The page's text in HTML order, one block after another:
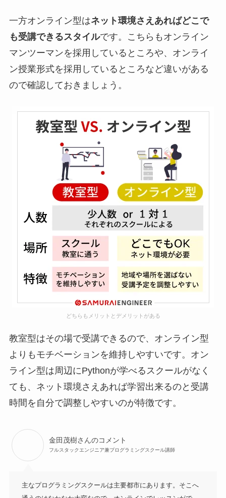
一方オンライン型はネット環境さえあればどこで
も受講できるスタイルです。こちらもオンライン
マンツーマンを採用しているところや、オンライ
ン授業形式を採用しているところなど違いがある
ので確認しておきましょう。
どちらもメリットとデメリットがある
教室型はその場で受講できるので、オンライン型
よりもモチベーションを維持しやすいです。オン
ライン型は周辺にPythonが学べるスクールがなく
ても、ネット環境さえあれば学習出来るのと受講
時間を自分で調整しやすいのが特徴です。
金田茂樹さんのコメント
フルスタックエンジニア兼プログラミングスクール講師
主なプログラミングスクールは主要都市にあります。そこへ